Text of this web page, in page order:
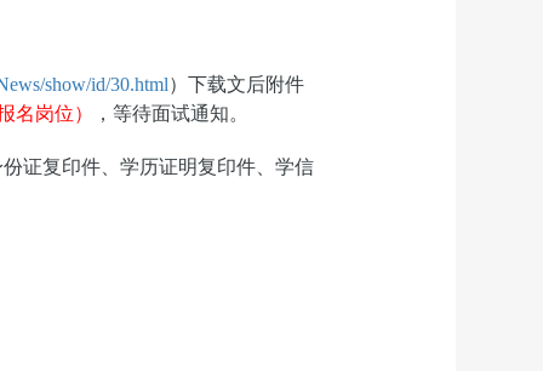
show/id/30.html）下载文后附件
名岗位） ，等待面试通知。
证复印件、学历证明复印件、学信